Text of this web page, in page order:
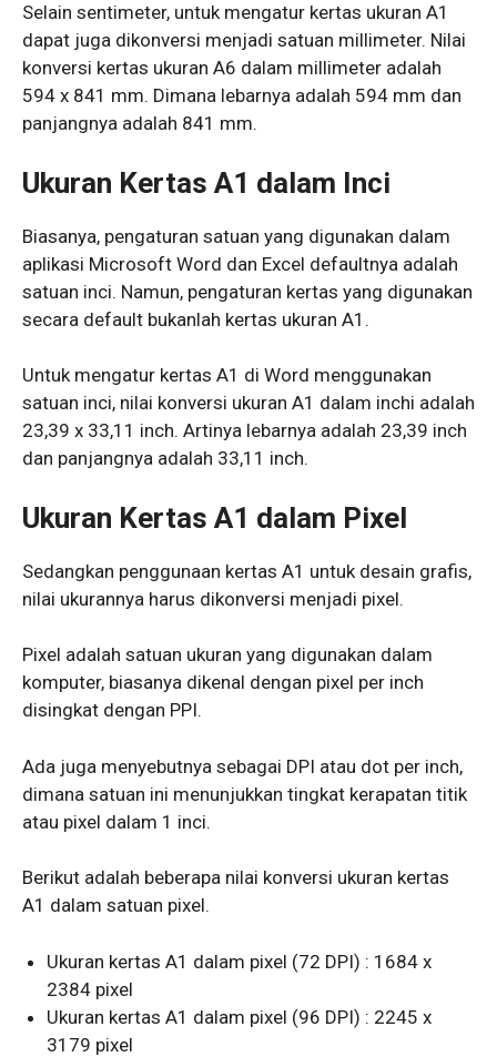
Selain sentimeter, untuk mengatur kertas ukuran A1
dapat juga dikonversi menjadi satuan millimeter. Nilai
konversi kertas ukuran A6 dalam millimeter adalah
594 x 841 mm. Dimana lebarnya adalah 594 mm dan
panjangnya adalah 841 mm.
Ukuran Kertas A1 dalam Inci
Biasanya, pengaturan satuan yang digunakan dalam
aplikasi Microsoft Word dan Excel defaultnya adalah
satuan inci. Namun, pengaturan kertas yang digunakan
secara default bukanlah kertas ukuran A1.
Untuk mengatur kertas A1 di Word menggunakan
satuan inci, nilai konversi ukuran A1 dalam inchi adalah
23,39 x 33,11 inch. Artinya lebarnya adalah 23,39 inch
dan panjangnya adalah 33,11 inch.
Ukuran Kertas A1 dalam Pixel
Sedangkan penggunaan kertas A1 untuk desain grafis,
nilai ukurannya harus dikonversi menjadi pixel.
Pixel adalah satuan ukuran yang digunakan dalam
komputer, biasanya dikenal dengan pixel per inch
disingkat dengan PPI.
Ada juga menyebutnya sebagai DPI atau dot per inch,
dimana satuan ini menunjukkan tingkat kerapatan titik
atau pixel dalam 1 inci.
Berikut adalah beberapa nilai konversi ukuran kertas
A1 dalam satuan pixel.
Ukuran kertas A1 dalam pixel (72 DPI) : 1684 x
2384 pixel
Ukuran kertas A1 dalam pixel (96 DPI) : 2245 x
3179 pixel